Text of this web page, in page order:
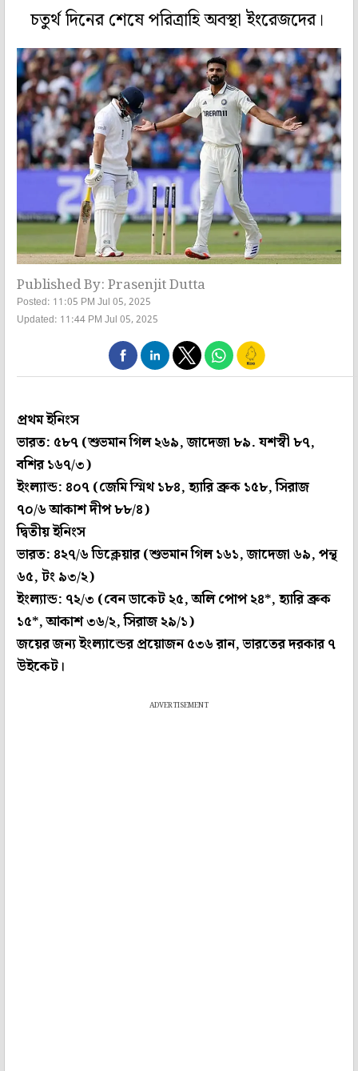
চতুর্থ দিনের শেষে পরিত্রাহি অবস্থা ইংরেজদের।
Published By: Prasenjit Dutta
Posted: 11:05 PM Jul 05, 2025
Updated: 11:44 PM Jul 05, 2025
প্রথম ইনিংস
ভারত: ৫৮৭ (শুভমান গিল ২৬৯, জাদেজা ৮৯. যশস্বী ৮৭,
বশির ১৬৭/৩)
ইংল্যান্ড: ৪০৭ (জেমি স্মিথ ১৮৪, হ্যারি ব্রুক ১৫৮, সিরাজ
৭০/৬ আকাশ দীপ ৮৮/৪)
দ্বিতীয় ইনিংস
ভারত: ৪২৭/৬ ডিক্লেয়ার (শুভমান গিল ১৬১, জাদেজা ৬৯, পন্থ
৬৫, টং ৯৩/২)
ইংল্যান্ড: ৭২/৩ (বেন ডাকেট ২৫, অলি পোপ ২৪*, হ্যারি ব্রুক
১৫*, আকাশ ৩৬/২, সিরাজ ২৯/১)
জয়ের জন্য ইংল্যান্ডের প্রয়োজন ৫৩৬ রান, ভারতের দরকার ৭
উইকেট।
ADVERTISEMENT